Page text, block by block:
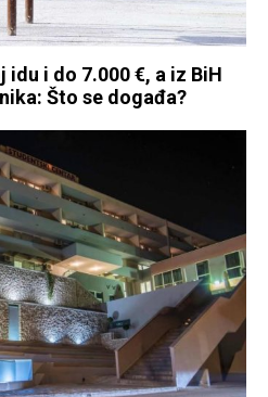
idu i do 7.000 €, a iz BiH
Što se događa?